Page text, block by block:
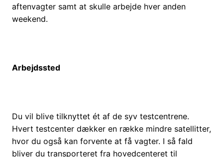
aftenvagter samt at skulle arbejde hver anden
weekend.
Arbejdssted
Du vil blive tilknyttet ét af de syv testcentrene.
Hvert testcenter dækker en række mindre satellitter,
hvor du også kan forvente at få vagter. I så fald
bliver du transporteret fra hovedcenteret til